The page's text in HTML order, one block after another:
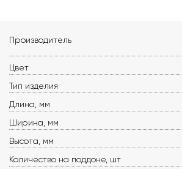
Производитель
Цвет
Тип изделия
Длина, мм
Ширина, мм
Высота, мм
Количество на поддоне, шт